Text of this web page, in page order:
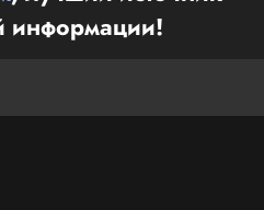
информации!